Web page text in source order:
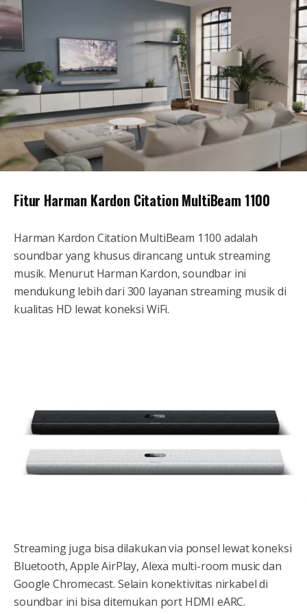
Fitur Harman Kardon Citation MultiBeam 1100
Harman Kardon Citation MultiBeam 1100 adalah
soundbar yang khusus dirancang untuk streaming
musik. Menurut Harman Kardon, soundbar ini
mendukung lebih dari 300 layanan streaming musik di
kualitas HD lewat koneksi WiFi.
Streaming juga bisa dilakukan via ponsel lewat koneksi
Bluetooth, Apple AirPlay, Alexa multi-room music dan
Google Chromecast. Selain konektivitas nirkabel di
soundbar ini bisa ditemukan port HDMI eARC.